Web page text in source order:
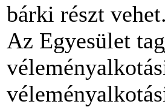
bárki részt vehet.
Az Egyesület